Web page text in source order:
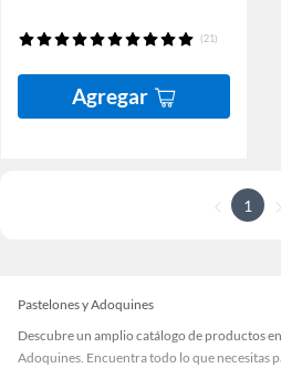
(21)
Agregar
1
Pastelones y Adoquines
Descubre un amplio catálogo de productos
Adoquines. Encuentra todo lo que necesitas